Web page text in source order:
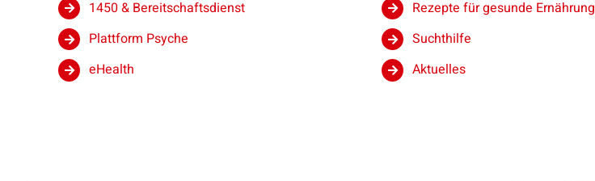
1450 & Bereitschaftsdienst Rezepte für gesunde Ernährung
Plattform Psyche
Suchthilfe
eHealth
Aktuelles